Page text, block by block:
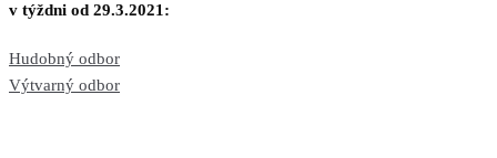
v týždni od 29.3.2021:
Hudobný odbor
Výtvarný odbor